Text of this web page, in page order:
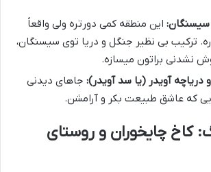
این منطقه کمی دورتره ولی واقعاً
ترکیب بی نظیر جنگل و دریا توی سیسنگان،
نشدنی براتون میسازه.
دریاچه آویدر (یا سد آویدر): جاهای دیدنی
که عاشق طبیعت بکر و آرامشن.
کاخ چایخوران و روستای